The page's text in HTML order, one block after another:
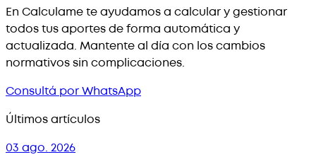
En Calculame te ayudamos a calcular y gestionar
todos tus aportes de forma automática y
actualizada. Mantente al día con los cambios
normativos sin complicaciones.
Consultá por WhatsApp
Últimos artículos
03 ago. 2026